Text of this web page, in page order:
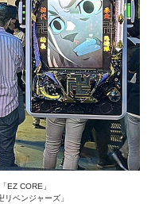
EZ CORE」
ベンジャーズ」